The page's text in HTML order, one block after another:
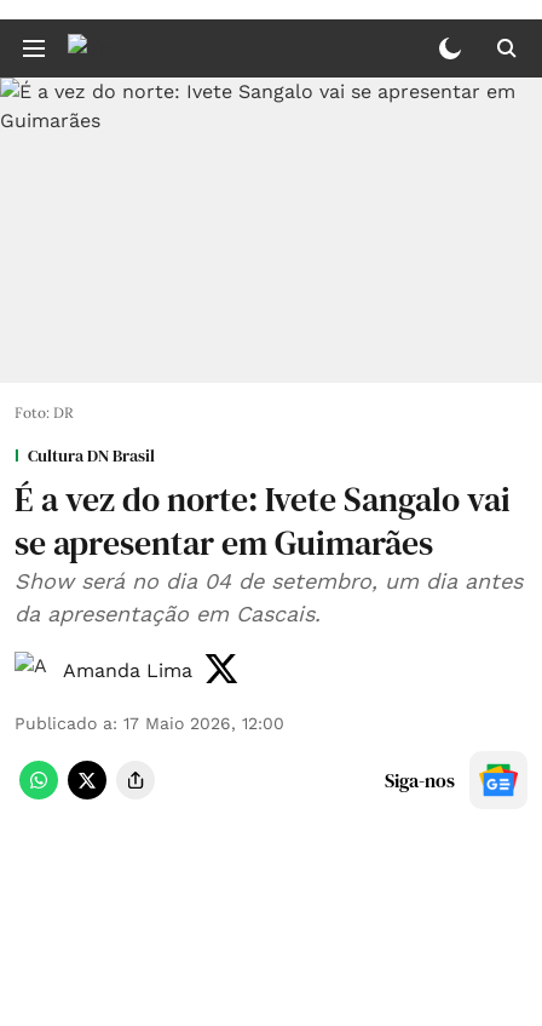
Foto: DR
Cultura DN Brasil
É a vez do norte: Ivete Sangalo vai
se apresentar em Guimarães
Show será no dia 04 de setembro, um dia antes
da apresentação em Cascais.
Amanda Lima
Publicado a: 17 Maio 2026, 12:00
Siga-nos